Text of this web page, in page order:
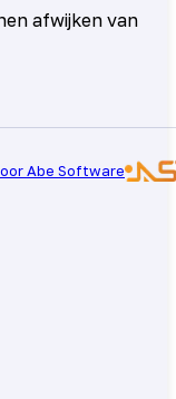
afwijken van
Abe Software